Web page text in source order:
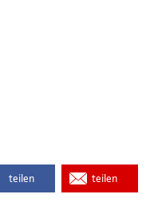
teilen teilen